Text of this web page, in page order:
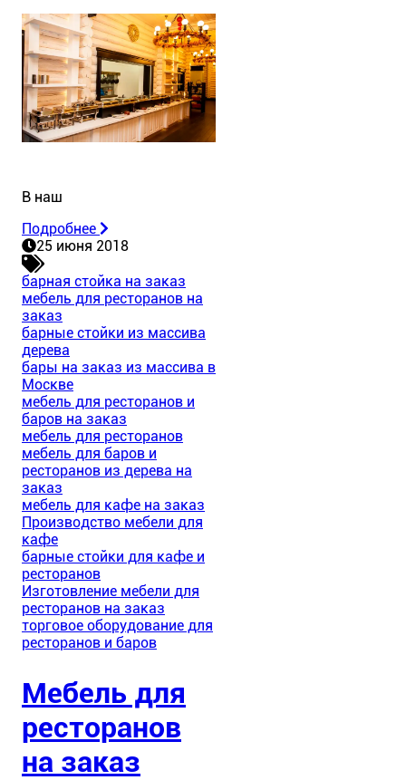
В наш
Подробнее
25 июня 2018
барная стойка на заказ
мебель для ресторанов на
заказ
барные стойки из массива
дерева
бары на заказ из массива в
Москве
мебель для ресторанов и
баров на заказ
мебель для ресторанов
мебель для баров и
ресторанов из дерева на
заказ
мебель для кафе на заказ
Производство мебели для
кафе
барные стойки для кафе и
ресторанов
Изготовление мебели для
ресторанов на заказ
торговое оборудование для
ресторанов и баров
Мебель для
ресторанов
на заказ